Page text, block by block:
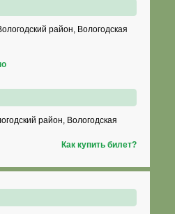
район, Вологодская
район, Вологодская
Как купить билет?